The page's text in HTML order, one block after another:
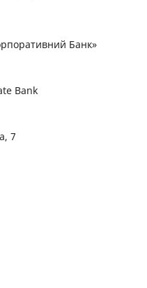
Банк»
Bank
7